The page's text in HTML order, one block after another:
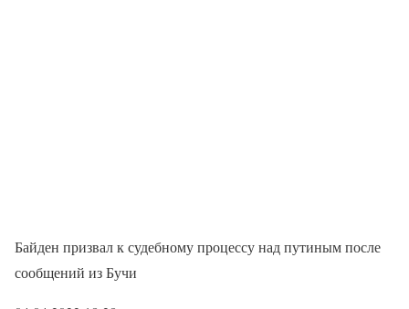
Байден призвал к судебному процессу над путиным после
сообщений из Бучи